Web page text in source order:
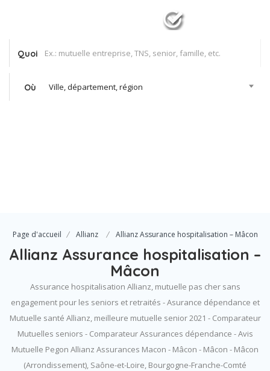
Quoi
Où Ville, département, région
Page d'accueil Allianz Allianz Assurance hospitalisation – Mâcon
Allianz Assurance hospitalisation –
Mâcon
Assurance hospitalisation Allianz, mutuelle pas cher sans
engagement pour les seniors et retraités - Asurance dépendance et
Mutuelle santé Allianz, meilleure mutuelle senior 2021 - Comparateur
Mutuelles seniors - Comparateur Assurances dépendance - Avis
Mutuelle Pegon Allianz Assurances Macon - Mâcon - Mâcon - Mâcon
(Arrondissement), Saône-et-Loire, Bourgogne-Franche-Comté